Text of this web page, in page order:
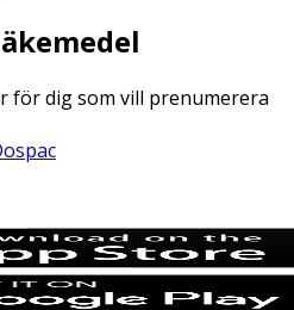
för dig som vill prenumerera